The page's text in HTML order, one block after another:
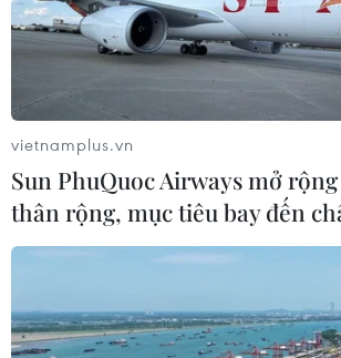
ứng nhanh, chống chọi được với các
tài chính, dịch bệnh, thiên tai.
vietnamplus.vn
Sun PhuQuoc Airways mở
thân rộng, mục tiêu bay đến